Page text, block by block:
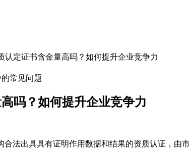
认定证书含金量高吗？如何提升企业竞争力
常见问题
吗？如何提升企业竞争力
合法出具具有证明作用数据和结果的资质认证，